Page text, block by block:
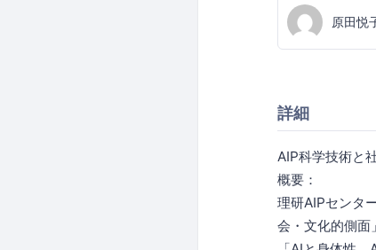
原田悦
詳細
AIP科学技術と
概要：
理研AIPセンタ
会・文化的側面